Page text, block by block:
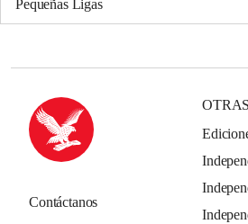
Pequeñas Ligas
Contáctanos